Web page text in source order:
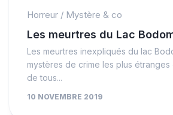
Horreur / Mystère & co
Les meurtres du Lac
Les meurtres inexpliqués du lac
mystères de crime les plus étranges
de tous...
10 NOVEMBRE 2019